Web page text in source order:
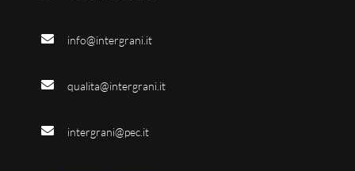
info@intergrani.it
qualita@intergrani.it
intergrani@pec.it